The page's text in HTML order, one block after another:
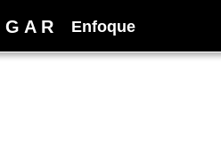
G A R Enfoque